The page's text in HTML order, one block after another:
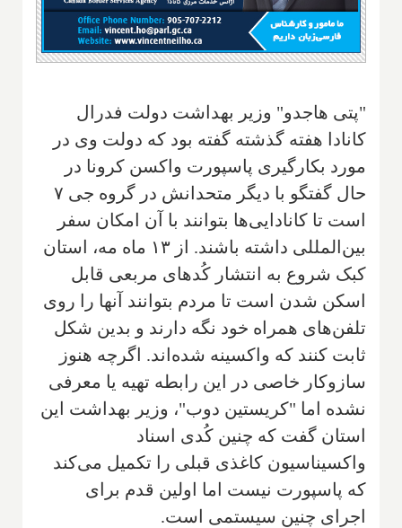
"پتی هاجدو" وزیر بهداشت دولت فدرال
کانادا هفته گذشته گفته بود که دولت وی در
مورد بکارگیری پاسپورت واکسن کرونا در
حال گفتگو با دیگر متحدانش در گروه جی ۷
است تا کانادایی‌ها بتوانند با آن امکان سفر
بین‌المللی داشته باشند. از ۱۳ ماه مه، استان
کبک شروع به انتشار کُدهای مربعی قابل
اسکن شدن است تا مردم بتوانند آنها را روی
تلفن‌های همراه خود نگه دارند و بدین شکل
ثابت کنند که واکسینه شده‌اند. اگرچه هنوز
سازوکار خاصی در این رابطه تهیه یا معرفی
نشده اما "کریستین دوب"، وزیر بهداشت این
استان گفت که چنین کُدی اسناد
واکسیناسیون کاغذی قبلی را تکمیل می‌کند
که پاسپورت نیست اما اولین قدم برای
اجرای چنین سیستمی است.